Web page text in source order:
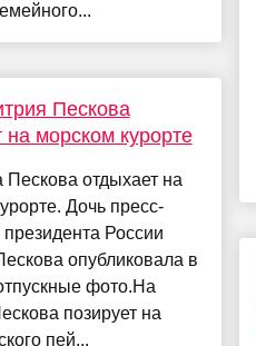
Пескова
на морском курорте
Пескова отдыхает на
Дочь пресс-
президента России
опубликовала в
фото.На
позирует на
пей...